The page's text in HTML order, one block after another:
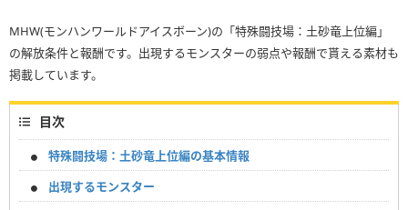
MHW(モンハンワールドアイスボーン)の「特殊闘技場：土砂竜上位編」
の解放条件と報酬です。出現するモンスターの弱点や報酬で貰える素材も
掲載しています。
目次
特殊闘技場：土砂竜上位編の基本情報
出現するモンスター